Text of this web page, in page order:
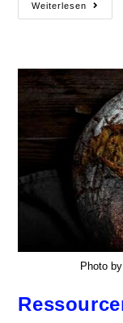
Weiterlesen
Photo